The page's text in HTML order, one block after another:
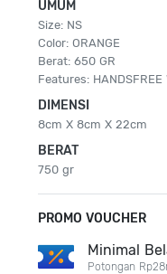
UMUM
Size: NS
Color: ORANGE
Berat: 650 GR
Features: HANDSFREE
DIMENSI
8cm X 8cm X 22cm
BERAT
750 gr
PROMO VOUCHER
Minimal
Potongan